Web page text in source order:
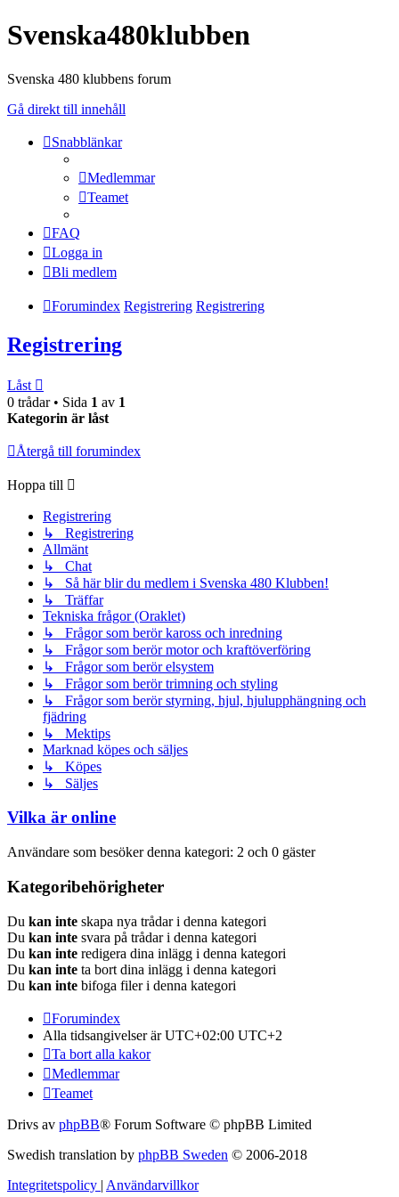
Svenska480klubben
Svenska 480 klubbens forum
Gå direkt till innehåll
Snabblänkar
Medlemmar
Teamet
FAQ
Logga in
Bli medlem
Forumindex Registrering Registrering
Registrering
Låst
0 trådar • Sida 1 av 1
Kategorin är låst
Återgå till forumindex
Hoppa till
Registrering
↳ Registrering
Allmänt
↳ Chat
↳ Så här blir du medlem i Svenska 480 Klubben!
↳ Träffar
Tekniska frågor (Oraklet)
↳ Frågor som berör kaross och inredning
↳ Frågor som berör motor och kraftöverföring
↳ Frågor som berör elsystem
↳ Frågor som berör trimning och styling
↳ Frågor som berör styrning, hjul, hjulupphängning och
fjädring
↳ Mektips
Marknad köpes och säljes
↳ Köpes
↳ Säljes
Vilka är online
Användare som besöker denna kategori: 2 och 0 gäster
Kategoribehörigheter
Du kan inte skapa nya trådar i denna kategori
Du kan inte svara på trådar i denna kategori
Du kan inte redigera dina inlägg i denna kategori
Du kan inte ta bort dina inlägg i denna kategori
Du kan inte bifoga filer i denna kategori
Forumindex
Alla tidsangivelser är UTC+02:00 UTC+2
Ta bort alla kakor
Medlemmar
Teamet
Drivs av phpBB® Forum Software © phpBB Limited
Swedish translation by phpBB Sweden © 2006-2018
Integritetspolicy | Användarvillkor